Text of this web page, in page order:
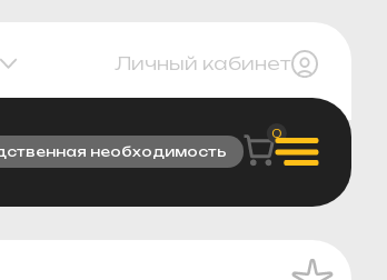
Личный кабинет
необходимость
0